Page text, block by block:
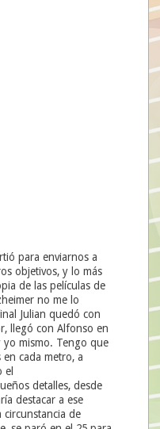
para enviarnos a
objetivos, y lo más
de las películas de
no me lo
Julian quedó con
llegó con Alfonso en
yo mismo. Tengo que
cada metro, a
el
detalles, desde
destacar a ese
de